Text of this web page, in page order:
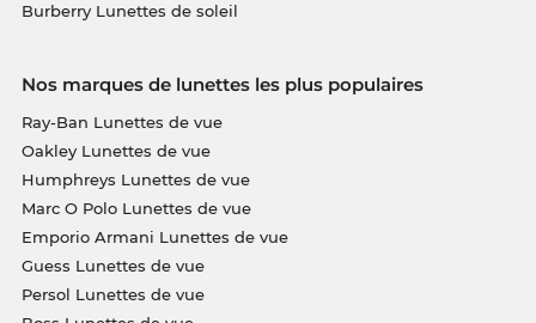
Burberry Lunettes de soleil
Nos marques de lunettes les plus populaires
Ray-Ban Lunettes de vue
Oakley Lunettes de vue
Humphreys Lunettes de vue
Marc O Polo Lunettes de vue
Emporio Armani Lunettes de vue
Guess Lunettes de vue
Persol Lunettes de vue